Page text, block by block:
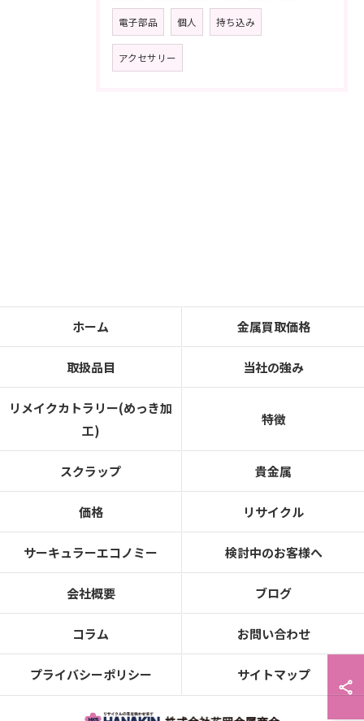
電子部品 個人 持ち込み
アクセサリー
ホーム 金属買取価格
取扱品目 当社の強み
リメイクカトラリー(めっき加
工)
特徴
スクラップ 貴金属
価格 リサイクル
サーキュラーエコノミー 検討中のお客様へ
会社概要 ブログ
コラム お問い合わせ
プライバシーポリシー サイトマップ